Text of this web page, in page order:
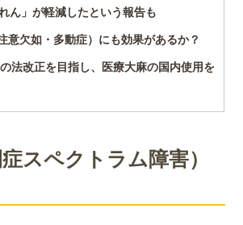
ん」が軽減したという報告も
意欠如・多動症）にも効果があるか？
法改正を目指し、医療大麻の国内使用を
スペクトラム障害）